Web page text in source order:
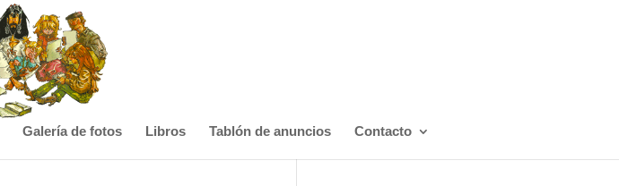
Galería de fotos Libros Tablón de anuncios Contacto